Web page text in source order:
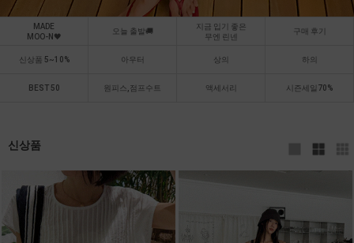
MADE
MOO-N🖤
오늘 출발🚚
지금 입기 좋은
무엔 린넨
구매 후기
신상품 5~10% 아우터 상의 하의
BEST 50 원피스,점프수트 액세서리 시즌세일70%
신상품